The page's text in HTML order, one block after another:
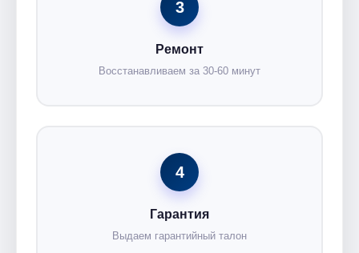
3
Ремонт
Восстанавливаем за 30-60 минут
4
Гарантия
Выдаем гарантийный талон